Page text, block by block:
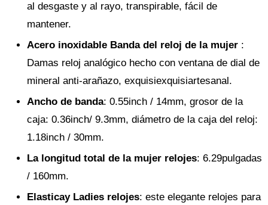
al desgaste y al rayo, transpirable, fácil de
mantener.
Acero inoxidable Banda del reloj de la mujer :
Damas reloj analógico hecho con ventana de dial de
mineral anti-arañazo, exquisiexquisiartesanal.
Ancho de banda: 0.55inch / 14mm, grosor de la
caja: 0.36inch/ 9.3mm, diámetro de la caja del reloj:
1.18inch / 30mm.
La longitud total de la mujer relojes: 6.29pulgadas
/ 160mm.
Elasticay Ladies relojes: este elegante relojes para